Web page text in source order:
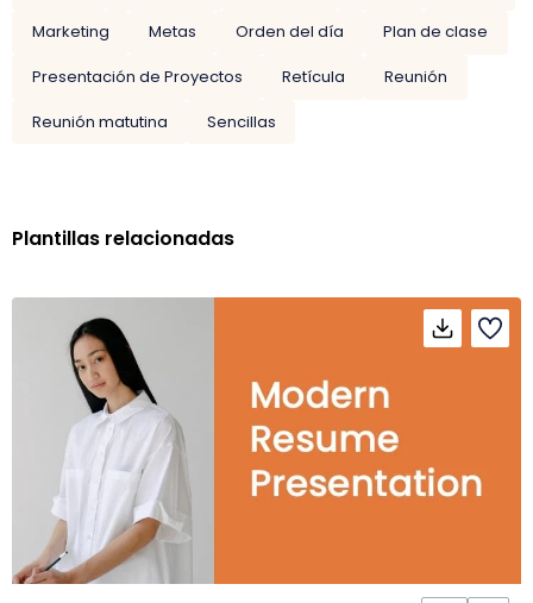
Marketing
Metas Orden del día
Plan de clase
Presentación de Proyectos
Retícula
Reunión
Reunión matutina
Sencillas
Plantillas relacionadas